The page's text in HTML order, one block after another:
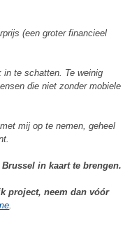
(een groter financieel
in te schatten. Te weinig
die niet zonder mobiele
mij op te nemen, geheel
in kaart te brengen.
project, neem dan vóór